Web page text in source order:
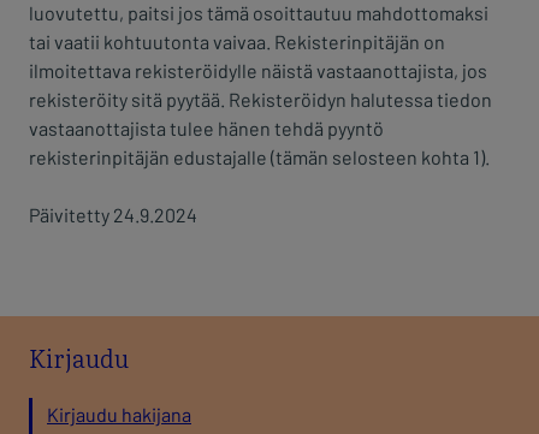
luovutettu, paitsi jos tämä osoittautuu mahdottomaksi
tai vaatii kohtuutonta vaivaa. Rekisterinpitäjän on
ilmoitettava rekisteröidylle näistä vastaanottajista, jos
rekisteröity sitä pyytää. Rekisteröidyn halutessa tiedon
vastaanottajista tulee hänen tehdä pyyntö
rekisterinpitäjän edustajalle (tämän selosteen kohta 1).
Päivitetty 24.9.2024
Kirjaudu
Kirjaudu hakijana